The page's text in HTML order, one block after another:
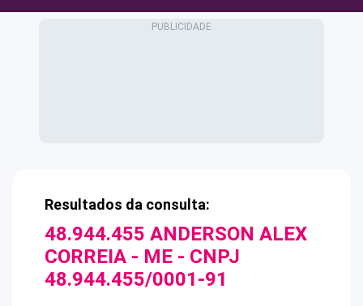
Resultados da consulta:
48.944.455 ANDERSON ALEX
CORREIA - ME - CNPJ
48.944.455/0001-91